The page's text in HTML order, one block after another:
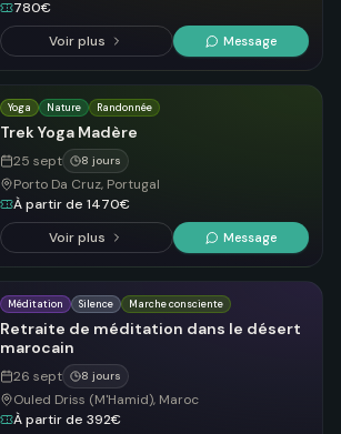
780€
Voir plus
Message
Yoga Nature Randonnée
Trek Yoga Madère
25 sept 8 jours
Porto Da Cruz, Portugal
À partir de 1470€
Voir plus
Message
Méditation Silence Marche consciente
Retraite de méditation dans le désert
marocain
26 sept 8 jours
Ouled Driss (M'Hamid), Maroc
À partir de 392€